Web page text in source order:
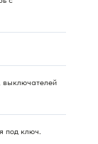
выключателей
под ключ.